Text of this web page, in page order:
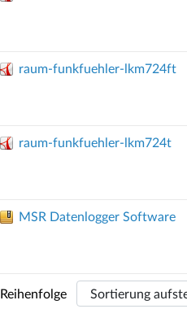
raum-funkfuehler-lkm724ft
raum-funkfuehler-lkm724t
MSR Datenlogger Software
Reihenfolge